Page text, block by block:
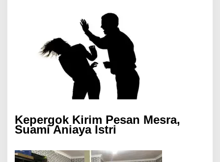
Kepergok Kirim Pesan Mesra,
Suami Aniaya Istri